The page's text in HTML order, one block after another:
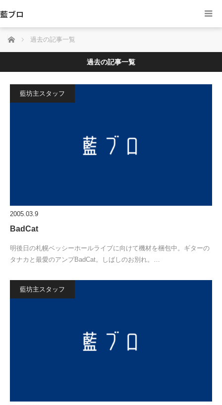
藍ブロ
ホーム 過去の記事一覧
過去の記事一覧
藍坊主スタッフ
2005.03.9
BadCat
明後日の札幌ベッシーホールライブに向けて機材を梱包中。ギターの
タナカと最愛のアンプBadCat。しばしのお別れ。…
藍坊主スタッフ